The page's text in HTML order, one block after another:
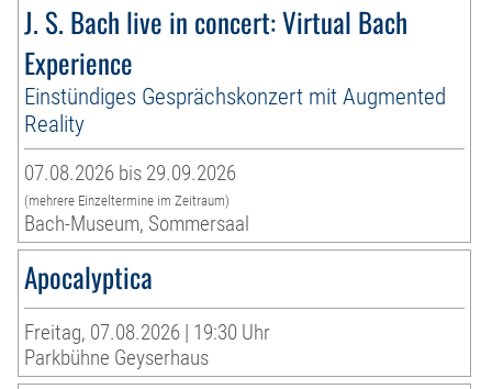
J. S. Bach live in concert: Virtual Bach
Experience
Einstündiges Gesprächskonzert mit Augmented
Reality
07.08.2026 bis 29.09.2026
(mehrere Einzeltermine im Zeitraum)
Bach-Museum, Sommersaal
Apocalyptica
Freitag, 07.08.2026 | 19:30 Uhr
Parkbühne Geyserhaus